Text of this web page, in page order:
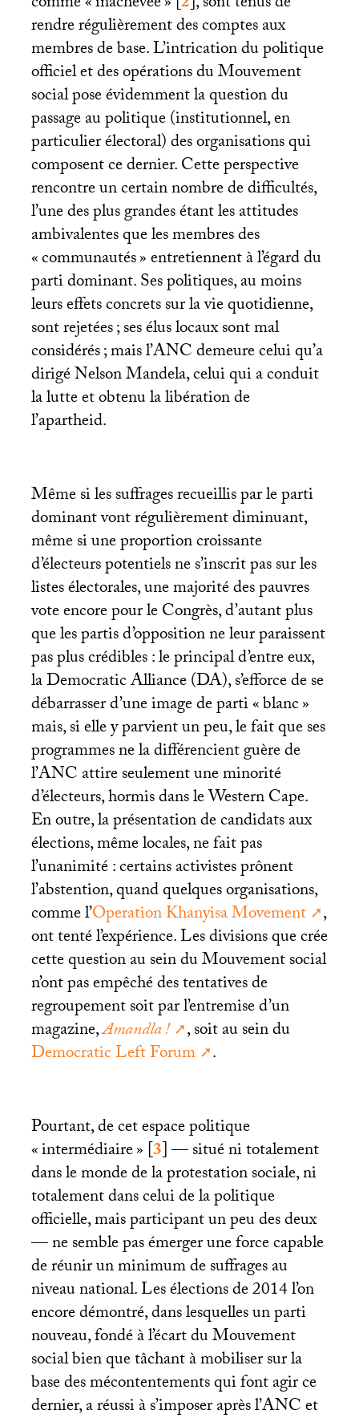
rendre régulièrement des comptes aux
membres de base. L’intrication du politique
officiel et des opérations du Mouvement
social pose évidemment la question du
passage au politique (institutionnel, en
particulier électoral) des organisations qui
composent ce dernier. Cette perspective
rencontre un certain nombre de difficultés,
l’une des plus grandes étant les attitudes
ambivalentes que les membres des
«communautés» entretiennent à l’égard du
parti dominant. Ses politiques, au moins
leurs effets concrets sur la vie quotidienne,
sont rejetées; ses élus locaux sont mal
considérés; mais l’ANCdemeure celui qu’a
dirigé Nelson Mandela, celui qui a conduit
la lutte et obtenu la libération de
l’apartheid.
Même si les suffrages recueillis par le parti
dominant vont régulièrement diminuant,
même si une proportion croissante
d’électeurs potentiels ne s’inscrit pas sur les
listes électorales, une majorité des pauvres
vote encore pour le Congrès, d’autant plus
que les partis d’opposition ne leur paraissent
pas plus crédibles : le principal d’entre eux,
la Democratic Alliance (DA), s’efforce de se
débarrasser d’une image de parti «blanc»
mais, si elle y parvient un peu, le fait que ses
programmes ne la différencient guère de
l’ANCattire seulement une minorité
d’électeurs, hormis dans le Western Cape.
En outre, la présentation de candidats aux
élections, même locales, ne fait pas
l’unanimité : certains activistes prônent
l’abstention, quand quelques organisations,
comme l’Operation Khanyisa Movement
,
ont tenté l’expérience. Les divisions que crée
cette question au sein du Mouvement social
n’ont pas empêché des tentatives de
regroupement soit par l’entremise d’un
magazine,Amandla!
, soit au sein du
Democratic Left Forum
.
Pourtant, de cet espace politique
«intermédiaire»[3]— situé ni totalement
dans le monde de la protestation sociale, ni
totalement dans celui de la politique
officielle, mais participant un peu des deux
— ne semble pas émerger une force capable
de réunir un minimum de suffrages au
niveau national. Les élections de 2014 l’on
encore démontré, dans lesquelles un parti
nouveau, fondé à l’écart du Mouvement
social bien que tâchant à mobiliser sur la
base des mécontentements qui font agir ce
dernier, a réussi à s’imposer après l’ANCet